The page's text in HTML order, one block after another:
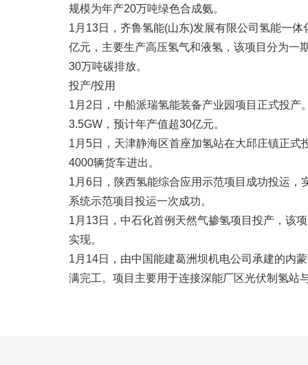
规模为年产20万吨绿色合成氨。
1月13日，齐鲁氢能(山东)发展有限公司氢能一
亿元，主要生产高压氢气和液氢，该项目分为一
30万吨碳排放。
投产/投用
1月2日，中船派瑞氢能装备产业园项目正式投
3.5GW，预计年产值超30亿元。
1月5日，天津静海区首座加氢站在大邱庄镇正
4000辆货车进出。
1月6日，陕西氢能综合应用示范项目成功投运
系统示范项目投运一次成功。
1月13日，中石化首例天然气掺氢项目投产，该
实现。
1月14日，由中国能建葛洲坝机电公司承建的内
满完工。项目主要用于连接深能厂区光伏制氢站